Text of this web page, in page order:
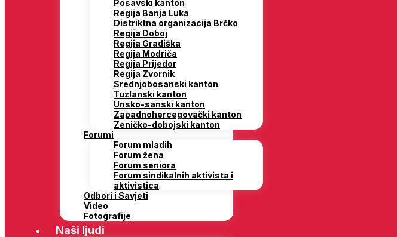
Posavski kanton
Regija Banja Luka
Distriktna organizacija Brčko
Regija Doboj
Regija Gradiška
Regija Modriča
Regija Prijedor
Regija Zvornik
Srednjobosanski kanton
Tuzlanski kanton
Unsko-sanski kanton
Zapadnohercegovački kanton
Zeničko-dobojski kanton
Forumi
Forum mladih
Forum žena
Forum seniora
Forum sindikalnih aktivista i
aktivistica
Odbori i Savjeti
Video
Fotografije
Naši ljudi